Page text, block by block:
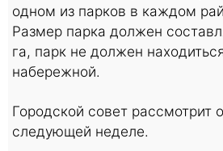
одном из парков в каждом
Размер парка должен
га, парк не должен
набережной.
Городской совет рассмотрит
следующей неделе.